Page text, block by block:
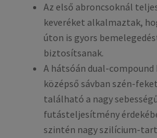
Az első abroncsoknál
keveréket alkalmaztak,
úton is gyors
biztosítsanak.
A hátsóán dual-
középső sávban szén-
található a nagy
futásteljesítmény
szintén nagy szilícium-